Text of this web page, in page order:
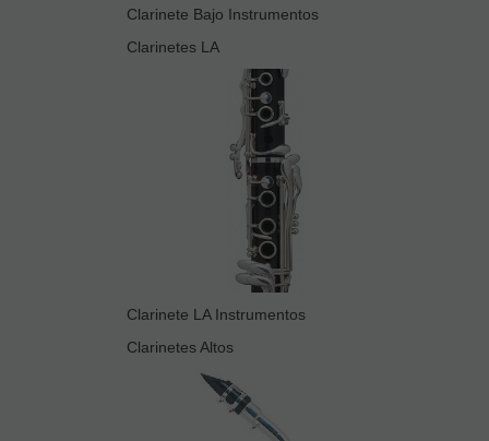
Clarinete Bajo Instrumentos
Clarinetes LA
Clarinete LA Instrumentos
Clarinetes Altos